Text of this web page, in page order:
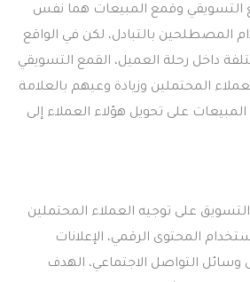
التسويقي وقمع المبيعات هما نفس
المصطلحين بالتبادل، لكن في الواقع
داخل رحلة العميل، القمع التسويقي
المحتملين وزيادة وعيهم بالعلامة
المبيعات على تحويل هؤلاء العملاء إلى
على توجيه العملاء المحتملين
المحتوى الرقمي، الإعلانات
وسائل التواصل الاجتماعي، الهدف